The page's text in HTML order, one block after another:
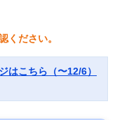
ください。
はこちら（〜12/6）